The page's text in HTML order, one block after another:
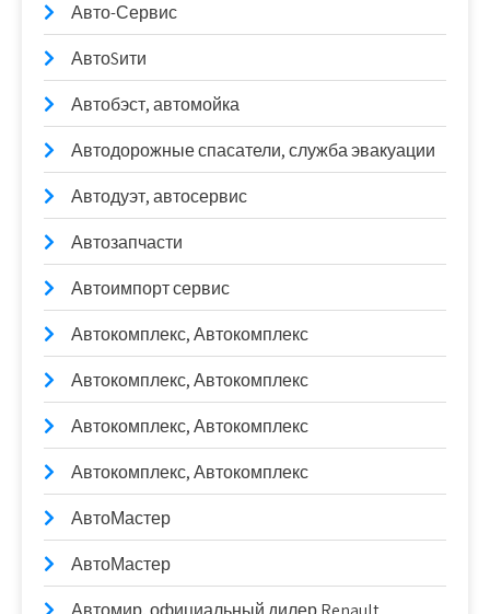
Авто-Сервис
АвтоSити
Автобэст, автомойка
Автодорожные спасатели, служба эвакуации
Автодуэт, автосервис
Автозапчасти
Автоимпорт сервис
Автокомплекс, Автокомплекс
Автокомплекс, Автокомплекс
Автокомплекс, Автокомплекс
Автокомплекс, Автокомплекс
АвтоМастер
АвтоМастер